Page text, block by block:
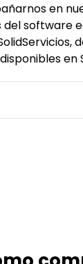
en
del software
en